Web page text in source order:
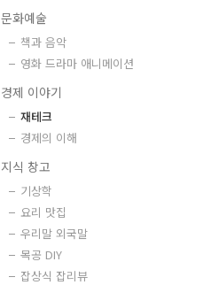
문화예술
책과 음악
영화 드라마 애니메이션
경제 이야기
재테크
경제의 이해
지식 창고
기상학
요리 맛집
우리말 외국말
목공 DIY
잡상식 잡리뷰